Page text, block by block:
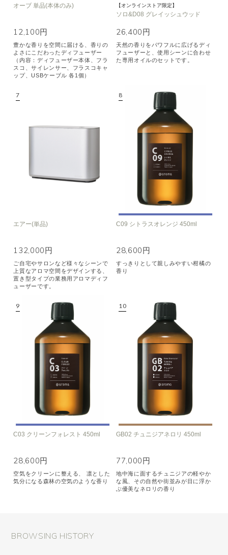
オーブ 単品(本体のみ)
12,100円
豊かな香りを空間に届ける、香りの
よさにこだわったディフューザー
（内容：ディフューザー本体、フラ
スコ、サイレンサー、フラスコキャ
ップ、USBケーブル 各1個）
【オンラインストア限定】
ソロ&D08 グレイッシュウッド
26,400円
天然の香りをパワフルに広げるディ
フューザーと、使用シーンに合わせ
た専用オイルのセットです。
エアー(単品)
132,000円
ご自宅やサロンなど様々なシーンで
上質なアロマ空間をデザインする、
置き型タイプの業務用アロマディフ
ューザーです。
C09 シトラスオレンジ 450ml
28,600円
すっきりとして親しみやすい柑橘の
香り
C03 クリーンフォレスト 450ml
28,600円
空気をクリーンに整える、 凛とした
気分になる森林の空気のような香り
GB02 チュニジアネロリ 450ml
77,000円
地中海に面するチュニジアの軽やか
な風、その自然や街並みが目に浮か
ぶ優美なネロリの香り
BROWSING HISTORY